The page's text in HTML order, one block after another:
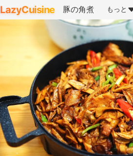
LazyCuisine 豚の角煮 もっと